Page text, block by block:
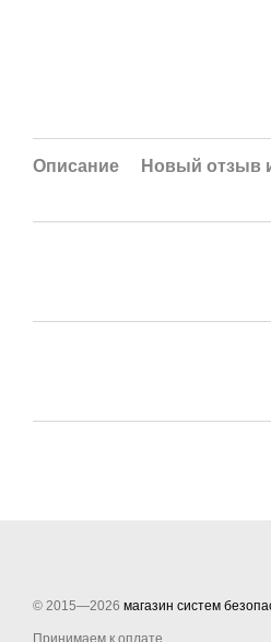
Описание Новый отзыв
© 2015—2026 магазин систем
Принимаем к оплате